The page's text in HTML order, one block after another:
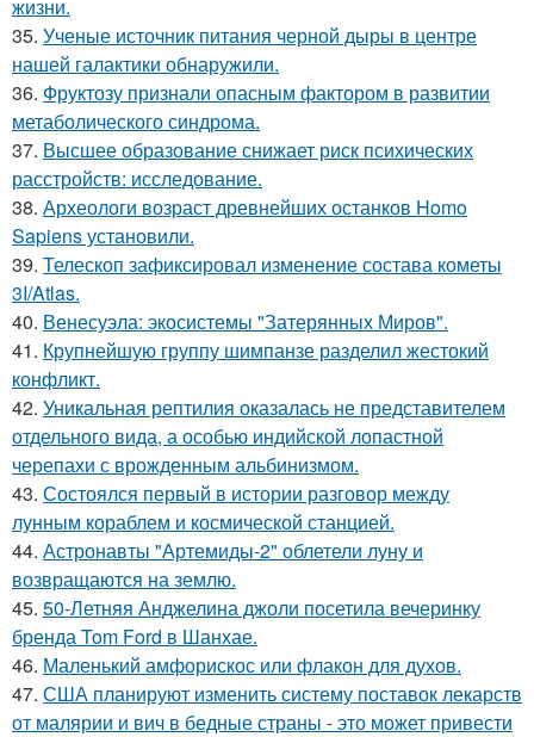
жизни.
35. Ученые источник питания черной дыры в центре
нашей галактики обнаружили.
36. Фруктозу признали опасным фактором в развитии
метаболического синдрома.
37. Высшее образование снижает риск психических
расстройств: исследование.
38. Археологи возраст древнейших останков Homo
Sapiens установили.
39. Телескоп зафиксировал изменение состава кометы
3I/Atlas.
40. Венесуэла: экосистемы "Затерянных Миров".
41. Крупнейшую группу шимпанзе разделил жестокий
конфликт.
42. Уникальная рептилия оказалась не представителем
отдельного вида, а особью индийской лопастной
черепахи с врожденным альбинизмом.
43. Состоялся первый в истории разговор между
лунным кораблем и космической станцией.
44. Астронавты "Артемиды-2" облетели луну и
возвращаются на землю.
45. 50-Летняя Анджелина джоли посетила вечеринку
бренда Tom Ford в Шанхае.
46. Маленький амфорискос или флакон для духов.
47. США планируют изменить систему поставок лекарств
от малярии и вич в бедные страны - это может привести